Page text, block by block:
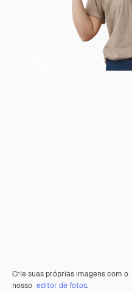
Crie suas próprias imagens com o
nosso editor de fotos.